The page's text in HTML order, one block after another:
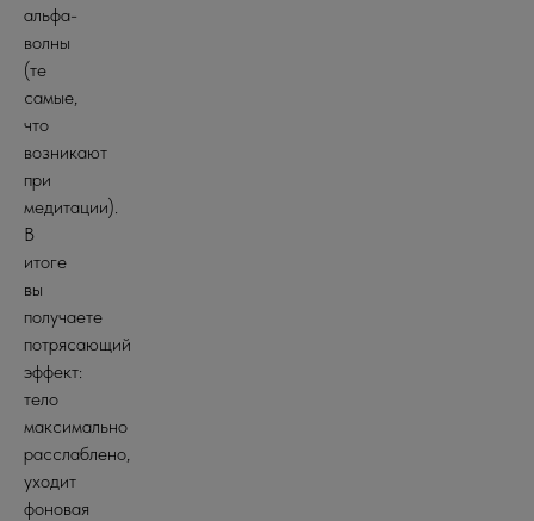
альфа-
волны
(те
самые,
что
возникают
при
медитации).
В
итоге
вы
получаете
потрясающий
эффект:
тело
максимально
расслаблено,
уходит
фоновая